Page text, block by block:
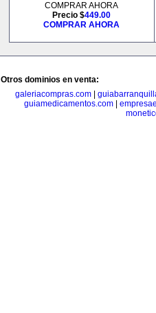
COMPRAR AHORA
Precio $449.00
COMPRAR AHORA
Otros dominios en venta:
galeriacompras.com
guiamedicamentos.com|